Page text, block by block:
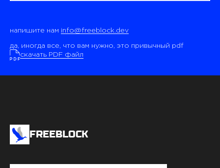
напишите нам info@freeblock.dev
да, иногда все, что вам нужно, это привычный pdf
скачать PDF файл
FREEBLOCK